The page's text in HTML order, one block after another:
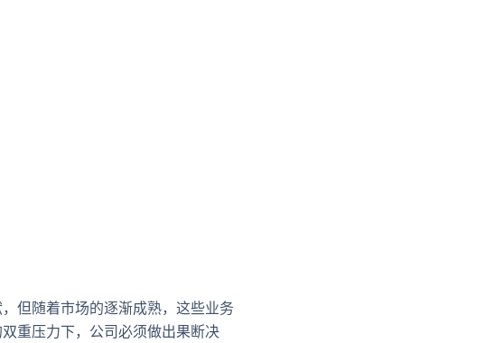
但随着市场的逐渐成熟，这些业务
重压力下，公司必须做出果断决